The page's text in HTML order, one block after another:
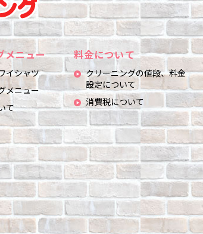
メニュー
イシャツ
メニュー
て
料金について
クリーニングの値段、料金
設定について
消費税について